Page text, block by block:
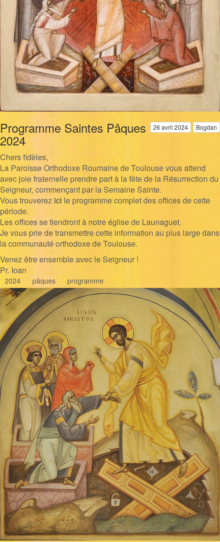
26 avril 2024 Bogdan
Programme Saintes Pâques
2024
Chers fidèles,
La Paroisse Orthodoxe Roumaine de Toulouse vous attend
avec joie fraternelle prendre part à la fête de la Résurrection du
Seigneur, commençant par la Semaine Sainte.
Vous trouverez ici le programme complet des offices de cette
période.
Les offices se tiendront à notre église de Launaguet.
Je vous prie de transmettre cette information au plus large dans
la communauté orthodoxe de Toulouse.
Venez être ensemble avec le Seigneur !
Pr. Ioan
2024 pâques programme